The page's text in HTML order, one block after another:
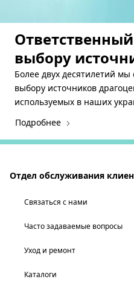
выбору
Более двух десятилетий
выбору источников
используемых в наших
Подробнее
Отдел обслуживания
Связаться с нами
Часто задаваемые вопросы
Уход и ремонт
Каталоги